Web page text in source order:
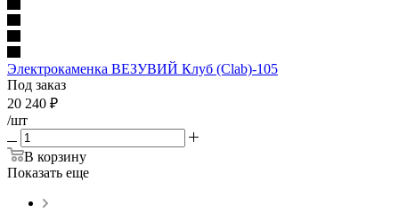
Электрокаменка ВЕЗУВИЙ Клуб (Clab)-105
Под заказ
20 240 ₽
/шт
В корзину
Показать еще